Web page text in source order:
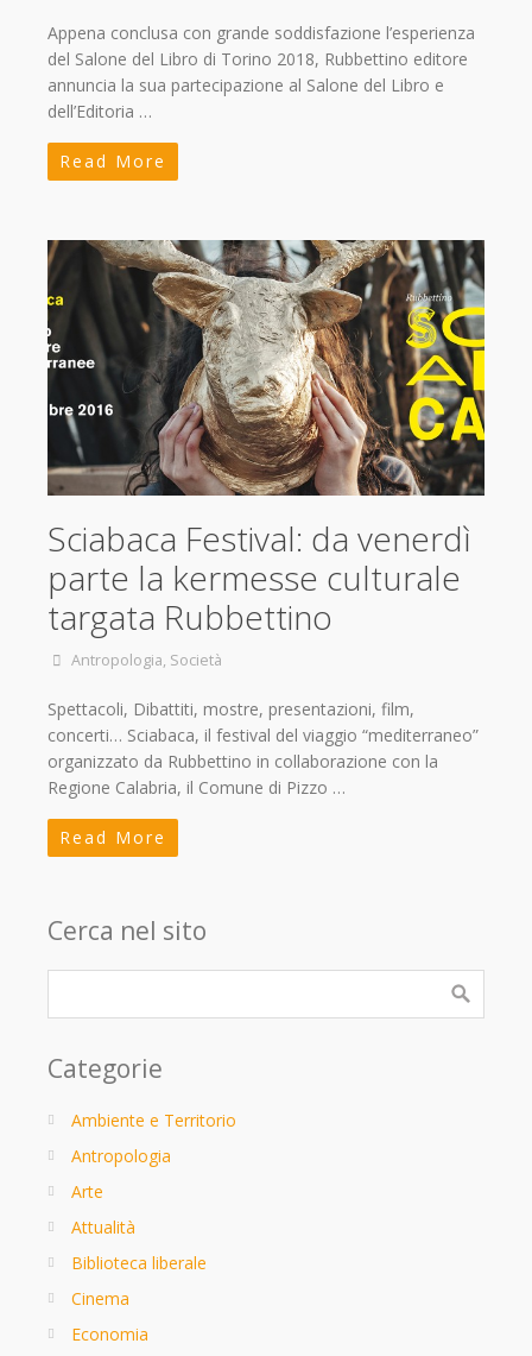
Appena conclusa con grande soddisfazione l’esperienza
del Salone del Libro di Torino 2018, Rubbettino editore
annuncia la sua partecipazione al Salone del Libro e
dell’Editoria …
Read More
Sciabaca Festival: da venerdì
parte la kermesse culturale
targata Rubbettino
Antropologia, Società
Spettacoli, Dibattiti, mostre, presentazioni, film,
concerti… Sciabaca, il festival del viaggio “mediterraneo”
organizzato da Rubbettino in collaborazione con la
Regione Calabria, il Comune di Pizzo …
Read More
Cerca nel sito
Categorie
Ambiente e Territorio
Antropologia
Arte
Attualità
Biblioteca liberale
Cinema
Economia